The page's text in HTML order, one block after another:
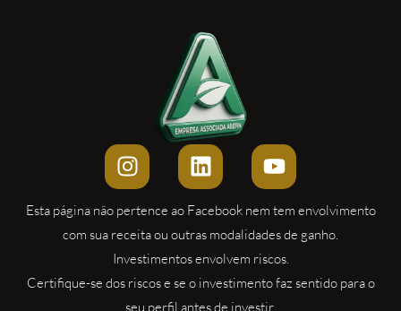
Esta página não pertence ao Facebook nem tem envolvimento
com sua receita ou outras modalidades de ganho.
Investimentos envolvem riscos.
Certifique-se dos riscos e se o investimento faz sentido para o
seu perfil antes de investir.